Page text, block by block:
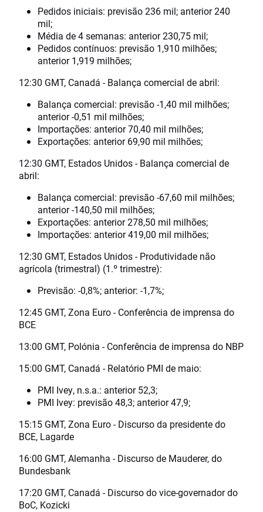
Pedidos iniciais: previsão 236 mil; anterior 240
mil;
Média de 4 semanas: anterior 230,75 mil;
Pedidos contínuos: previsão 1,910 milhões;
anterior 1,919 milhões;
12:30 GMT, Canadá - Balança comercial de abril:
Balança comercial: previsão -1,40 mil milhões;
anterior -0,51 mil milhões;
Importações: anterior 70,40 mil milhões;
Exportações: anterior 69,90 mil milhões;
12:30 GMT, Estados Unidos - Balança comercial de
abril:
Balança comercial: previsão -67,60 mil milhões;
anterior -140,50 mil milhões;
Exportações: anterior 278,50 mil milhões;
Importações: anterior 419,00 mil milhões;
12:30 GMT, Estados Unidos - Produtividade não
agrícola (trimestral) (1.º trimestre):
Previsão: -0,8%; anterior: -1,7%;
12:45 GMT, Zona Euro - Conferência de imprensa do
BCE
13:00 GMT, Polónia - Conferência de imprensa do NBP
15:00 GMT, Canadá - Relatório PMI de maio:
PMI Ivey, n.s.a.: anterior 52,3;
PMI Ivey: previsão 48,3; anterior 47,9;
15:15 GMT, Zona Euro - Discurso da presidente do
BCE, Lagarde
16:00 GMT, Alemanha - Discurso de Mauderer, do
Bundesbank
17:20 GMT, Canadá - Discurso do vice-governador do
BoC, Kozicki